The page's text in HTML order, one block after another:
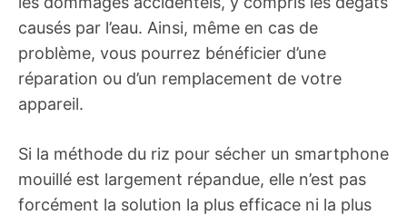
causés par l’eau. Ainsi, même en cas de
problème, vous pourrez bénéficier d’une
réparation ou d’un remplacement de votre
appareil.
Si la méthode du riz pour sécher un smartphone
mouillé est largement répandue, elle n’est pas
forcément la solution la plus efficace ni la plus